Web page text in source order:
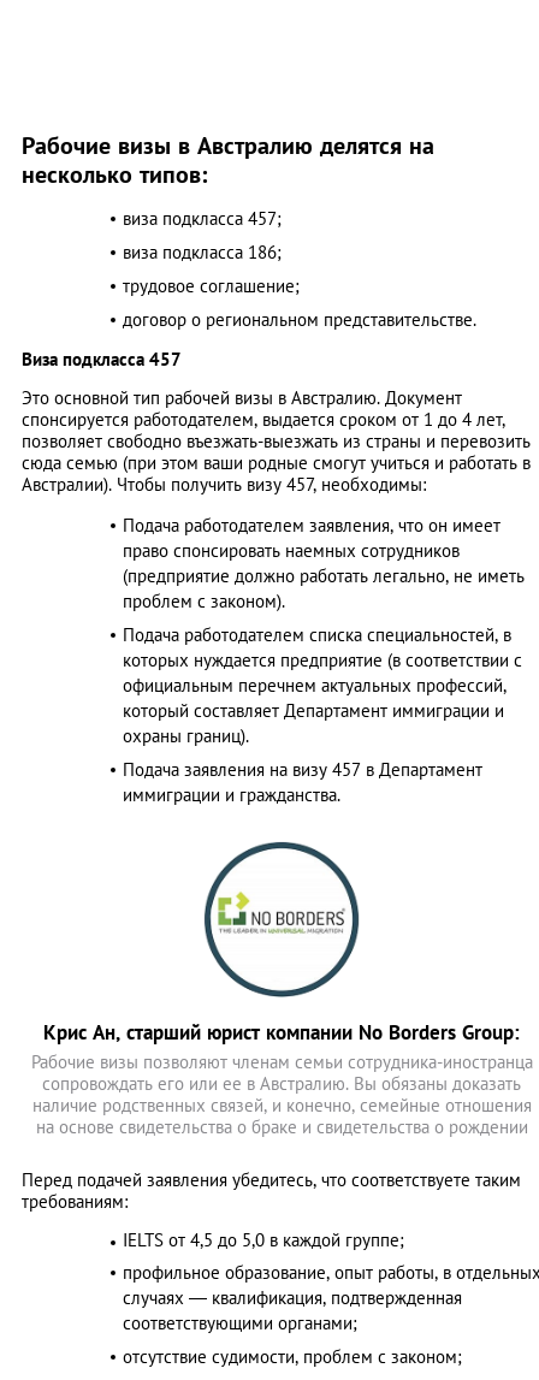
Рабочие визы в Австралию делятся на
несколько типов:
виза подкласса 457;
виза подкласса 186;
трудовое соглашение;
договор о региональном представительстве.
Виза подкласса 457
Это основной тип рабочей визы в Австралию. Документ
спонсируется работодателем, выдается сроком от 1 до 4 лет,
позволяет свободно въезжать-выезжать из страны и перевозить
сюда семью (при этом ваши родные смогут учиться и работать в
Австралии). Чтобы получить визу 457, необходимы:
Подача работодателем заявления, что он имеет
право спонсировать наемных сотрудников
(предприятие должно работать легально, не иметь
проблем с законом).
Подача работодателем списка специальностей, в
которых нуждается предприятие (в соответствии с
официальным перечнем актуальных профессий,
который составляет Департамент иммиграции и
охраны границ).
Подача заявления на визу 457 в Департамент
иммиграции и гражданства.
Крис Ан, старший юрист компании No Borders Group:
Рабочие визы позволяют членам семьи сотрудника-иностранца
сопровождать его или ее в Австралию. Вы обязаны доказать
наличие родственных связей, и конечно, семейные отношения
на основе свидетельства о браке и свидетельства о рождении
Перед подачей заявления убедитесь, что соответствуете таким
требованиям:
IELTS от 4,5 до 5,0 в каждой группе;
профильное образование, опыт работы, в
случаях — квалификация, подтвержденная
соответствующими органами;
отсутствие судимости, проблем с законом;